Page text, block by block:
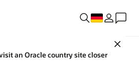
Close
an Oracle country site closer